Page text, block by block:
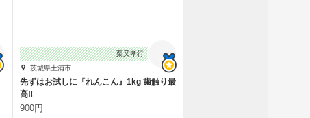
栗又孝行
茨城県土浦市
先ずはお試しに『れんこん』1kg 歯触り最
高‼️
900円